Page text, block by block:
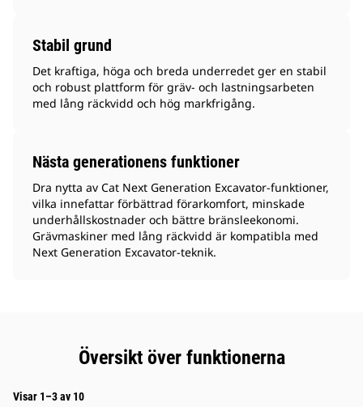
Stabil grund
Det kraftiga, höga och breda underredet ger en stabil
och robust plattform för gräv- och lastningsarbeten
med lång räckvidd och hög markfrigång.
Nästa generationens funktioner
Dra nytta av Cat Next Generation Excavator-funktioner,
vilka innefattar förbättrad förarkomfort, minskade
underhållskostnader och bättre bränsleekonomi.
Grävmaskiner med lång räckvidd är kompatibla med
Next Generation Excavator-teknik.
Översikt över funktionerna
Visar 1–3 av 10